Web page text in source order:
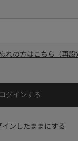
れの方はこちら（再設
インしたままにする